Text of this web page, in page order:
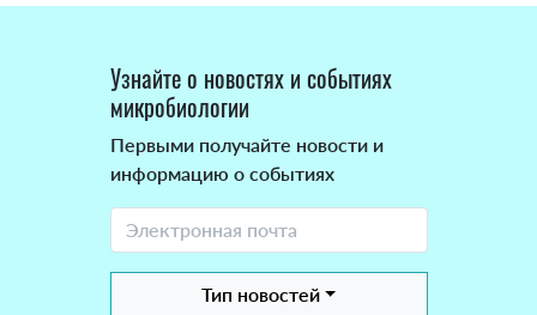
Узнайте о новостях и событиях
микробиологии
Первыми получайте новости и
информацию о событиях
Тип новостей